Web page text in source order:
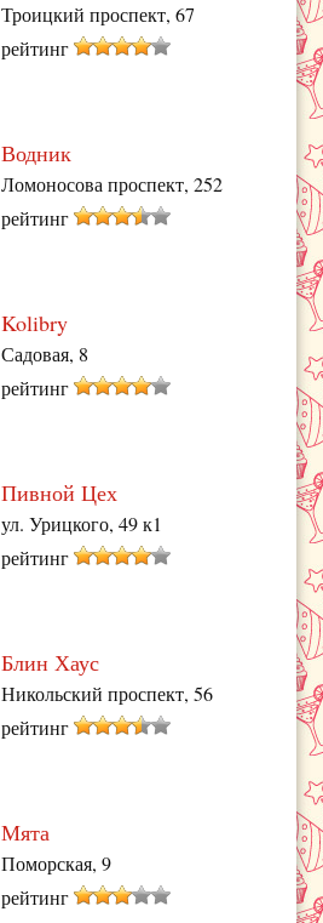
Троицкий проспект, 67
рейтинг
Водник
Ломоносова проспект, 252
рейтинг
Kolibry
Садовая, 8
рейтинг
Пивной Цех
ул. Урицкого, 49 к1
рейтинг
Блин Хаус
Никольский проспект, 56
рейтинг
Мята
Поморская, 9
рейтинг